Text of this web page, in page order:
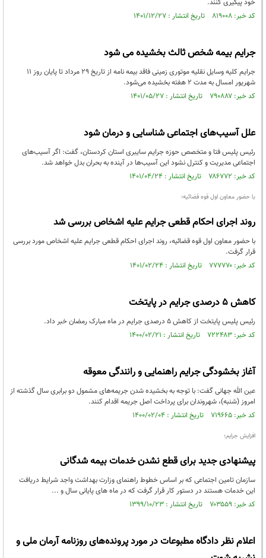
خود پیگیری کنند.
کد خبر: ۸۱۹۰۰۸ تاریخ انتشار : ۱۴۰۱/۱۲/۲۷
جرایم بیمه شخص ثالث بخشیده می شود
جرایم کلیه وسایل نقلیه موتوری زمینی فاقد بیمه نامه از تاریخ ۲۹ مرداد تا پایان روز ۱۱
شهریور امسال به مدت ۲ هفته بخشیده می‌شود.
کد خبر: ۷۹۰۸۸۷ تاریخ انتشار : ۱۴۰۱/۰۵/۲۷
علل آسیب‌های اجتماعی شناسایی و درمان شود
رئیس پلیس فتا و متخصص حوزه جرایم سایبری استان کردستان، گفت: اگر آسیب‌های
اجتماعی مدیریت و کنترل نشود این آسیب‌ها در آینده به بحران بدل خواهد شد.
کد خبر: ۷۸۶۷۷۲ تاریخ انتشار : ۱۴۰۱/۰۴/۲۴
با حضور معاون اول قوه قضائیه؛
روند اجرای احکام قطعی جرایم علیه اشخاص بررسی شد
با حضور معاون اول قوه قضائیه، روند اجرای احکام قطعی جرایم علیه اشخاص مورد بررسی
قرار گرفت.
کد خبر: ۷۷۷۷۷۰ تاریخ انتشار : ۱۴۰۱/۰۲/۲۴
کاهش ۵ درصدی جرایم در پایتخت
رئیس پلیس پایتخت از کاهش ۵ درصدی جرایم در ماه مبارک رمضان خبر داد.
کد خبر: ۷۲۲۴۸۳ تاریخ انتشار : ۱۴۰۰/۰۲/۲۱
آغاز بخشودگی جرایم راهنمایی و رانندگی معوقه
عین الله جهانی گفت: با توجه به بخشیده شدن جریمه‌های مشمول دو برابری سال گذشته از
امروز (شنبه)، شهروندان برای پرداخت اصل جریمه اقدام کنند.
کد خبر: ۷۱۹۶۶۵ تاریخ انتشار : ۱۴۰۰/۰۲/۰۴
افزایش جرایم؛
پیشنهادی جدید برای قطع نشدن خدمات بیمه شدگانی
سازمان تامین اجتماعی که بر اساس خطوط راهنمای وزارت بهداشت واجد شرایط دریافت
این خدمات هستند در دستور کار قرار گرفت که در ماه های پایانی سال و ...
کد خبر: ۷۰۳۵۵۹ تاریخ انتشار : ۱۳۹۹/۱۰/۲۳
اعلام نظر دادگاه مطبوعات در مورد پرونده‌های روزنامه آرمان ملی و